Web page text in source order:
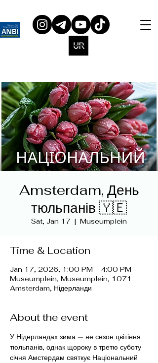
Amsterdam, День
тюльпанів 🇾🇪
Sat, Jan 17
  |
Museumplein
Time & Location
Jan 17, 2026, 1:00 PM – 4:00 PM
Museumplein, Museumplein, 1071
Amsterdam, Нідерланди
About the event
У Нідерландах зима — не сезон цвітіння
тюльпанів, однак щороку в третю суботу
січня Амстердам святкує Національний